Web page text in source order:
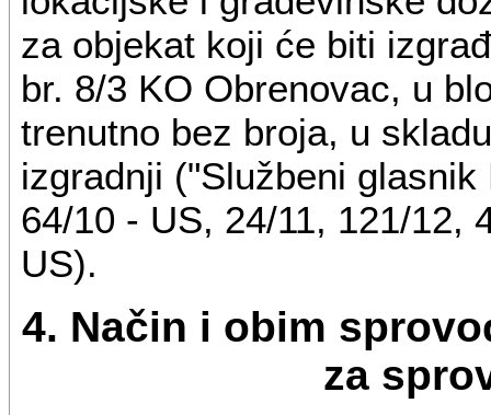
za objekat koji će biti
br. 8/3 KO Obrenovac, u
trenutno bez broja, u
izgradnji ("Službeni
64/10 - US, 24/11, 121/12,
US).
4. Način i obim
za